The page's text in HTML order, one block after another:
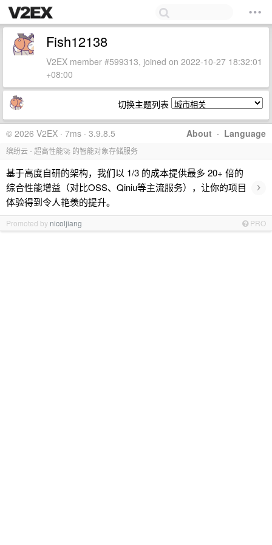
Fish12138
V2EX member #599313, joined on 2022-10-27 18:32:01
+08:00
切换主题列表
About · Language
© 2026 V2EX · 7ms · 3.9.8.5
缤纷云 - 超高性能🚀 的智能对象存储服务
基于高度自研的架构，我们以 1/3 的成本提供最多 20+ 倍的
综合性能增益（对比OSS、Qiniu等主流服务），让你的项目
体验得到令人艳羡的提升。
›
Promoted by nicoljiang PRO